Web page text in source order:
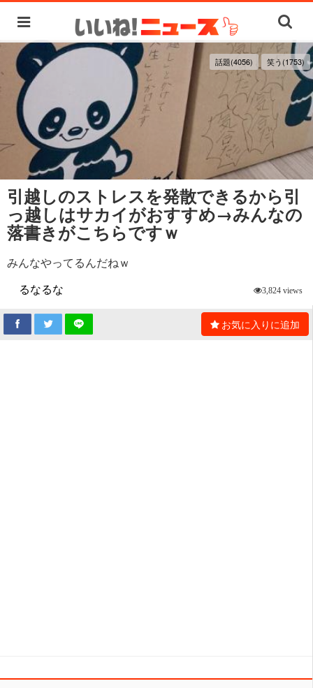
話題(4056) 笑う(1753)
引越しのストレスを発散できるから引
っ越しはサカイがおすすめ→みんなの
落書きがこちらですｗ
みんなやってるんだねｗ
るなるな
3,824 views
お気に入りに追加